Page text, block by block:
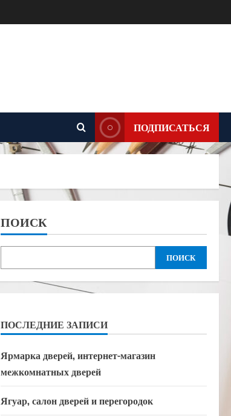
ПОДПИСАТЬСЯ
ПОИСК
ПОИСК
ПОСЛЕДНИЕ ЗАПИСИ
Ярмарка дверей, интернет-магазин
межкомнатных дверей
Ягуар, салон дверей и перегородок